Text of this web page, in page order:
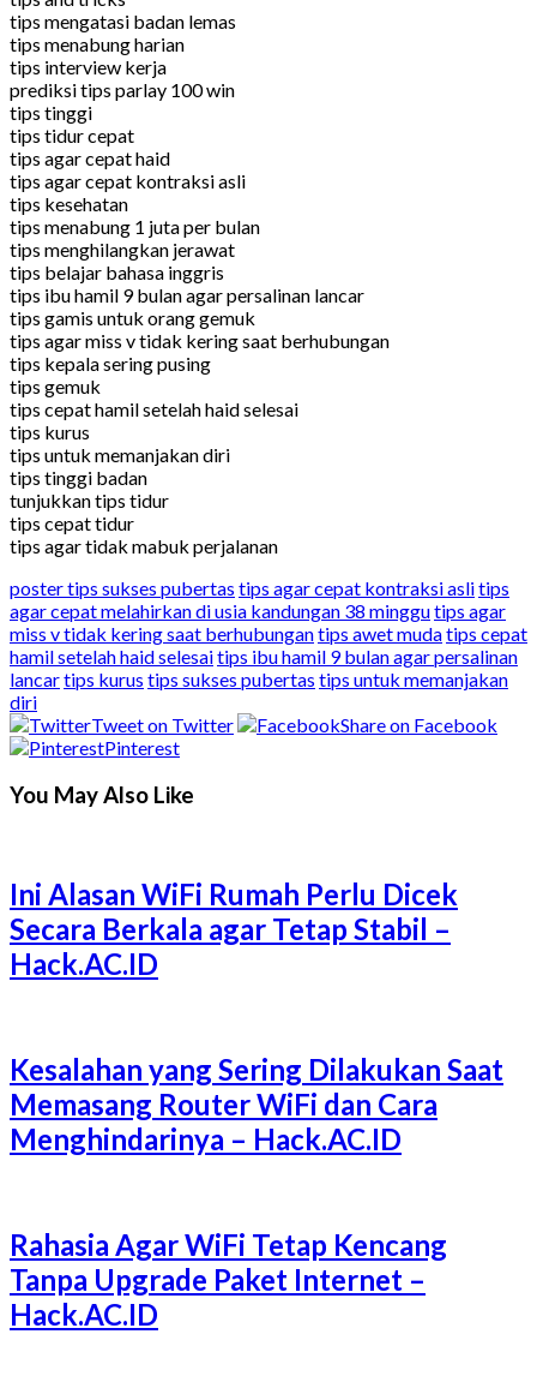
tips mengatasi badan lemas
tips menabung harian
tips interview kerja
prediksi tips parlay 100 win
tips tinggi
tips tidur cepat
tips agar cepat haid
tips agar cepat kontraksi asli
tips kesehatan
tips menabung 1 juta per bulan
tips menghilangkan jerawat
tips belajar bahasa inggris
tips ibu hamil 9 bulan agar persalinan lancar
tips gamis untuk orang gemuk
tips agar miss v tidak kering saat berhubungan
tips kepala sering pusing
tips gemuk
tips cepat hamil setelah haid selesai
tips kurus
tips untuk memanjakan diri
tips tinggi badan
tunjukkan tips tidur
tips cepat tidur
tips agar tidak mabuk perjalanan
poster tips sukses pubertas tips agar cepat kontraksi aslitips
agar cepat melahirkan di usia kandungan 38 minggutips agar
miss v tidak kering saat berhubungantips awet mudatips cepat
hamil setelah haid selesaitips ibu hamil 9 bulan agar persalinan
lancartips kurus tips sukses pubertas tips untuk memanjakan
diri
Tweet on Twitter
Share on Facebook
Pinterest
You May Also Like
Ini Alasan WiFi Rumah Perlu Dicek
Secara Berkala agar Tetap Stabil –
Hack.AC.ID
Kesalahan yang Sering Dilakukan Saat
Memasang Router WiFi dan Cara
Menghindarinya – Hack.AC.ID
Rahasia Agar WiFi Tetap Kencang
Tanpa Upgrade Paket Internet –
Hack.AC.ID